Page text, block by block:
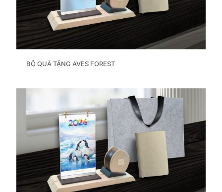
BỘ QUÀ TẶNG AVES FOREST